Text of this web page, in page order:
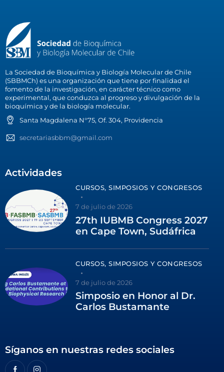
La Sociedad de Bioquímica y Biología Molecular de Chile
(SBBMCh) es una organización que tiene por finalidad el
fomento de la investigación, en carácter técnico como
experimental, que conduzca al progreso y divulgación de la
bioquímica y de la biología molecular.
Santa Magdalena N°75, Of. 304, Providencia
secretariasbbm@gmail.com
Actividades
CURSOS, SIMPOSIOS Y CONGRESOS
7 de julio de 2026
27th IUBMB Congress 2027
en Cape Town, Sudáfrica
CURSOS, SIMPOSIOS Y CONGRESOS
7 de julio de 2026
Simposio en Honor al Dr.
Carlos Bustamante
Síganos en nuestras redes sociales